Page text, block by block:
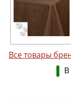
Все товары
В